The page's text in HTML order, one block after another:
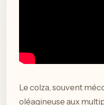
Le colza, souvent
oléagineuse aux